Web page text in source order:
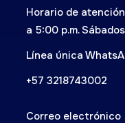
Horario de
a 5:00 p.m.
Línea única
+57 3218743002
Correo electrónico